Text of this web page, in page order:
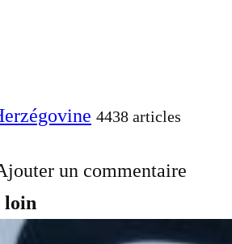
4438 articles
un commentaire
loin